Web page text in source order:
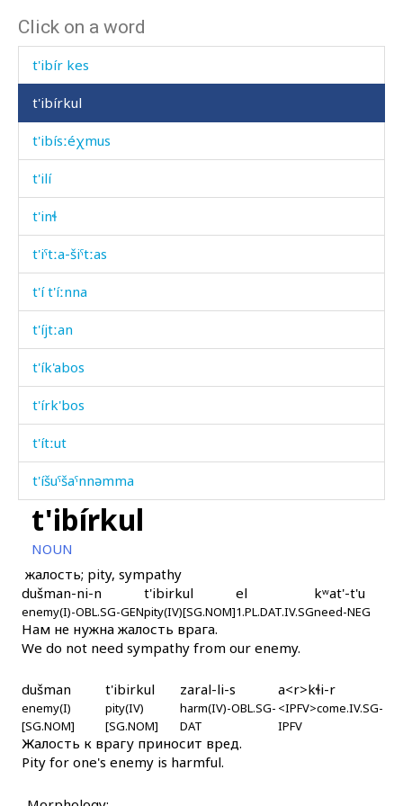
Click on a word
t'ibír
t'ibír kes
t'ibírkul
t'ibísːéχmus
t'ilí
t'inɬ
t'iˤtːa-šiˤtːas
t'í t'íːnna
t'íjtːan
t'ík'abos
t'írk'bos
t'ítːut
t'íšuˤšaˤnnəmma
t'íšərakdumma
t'íːnna
t'íˤtːas
t'íˤtːəkes
t'onó
t'óšikes
t'ibírkul
NOUN
жалость; pity, sympathy
dušman-ni-n
enemy(I)-OBL.SG-GEN
t'ibirkul
pity(IV)[SG.NOM]
el
1.PL.DAT.IV.SG
kʷat'-t'u
need-NEG
Нам не нужна жалость врага.
We do not need sympathy from our enemy.
dušman
enemy(I)
[SG.NOM]
t'ibirkul
pity(IV)
[SG.NOM]
zaral-li-s
harm(IV)-OBL.SG-
DAT
a<r>kɬi-r
<IPFV>come.IV.SG-
IPFV
Жалость к врагу приносит вред.
Pity for one's enemy is harmful.